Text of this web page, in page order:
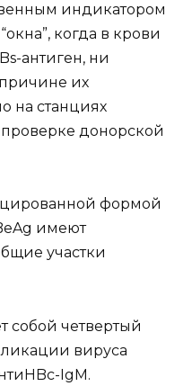
индикатором
когда в крови
антиген, ни
их
на станциях
донорской
формой
имеют
участки
собой четвертый
вируса
IgM.